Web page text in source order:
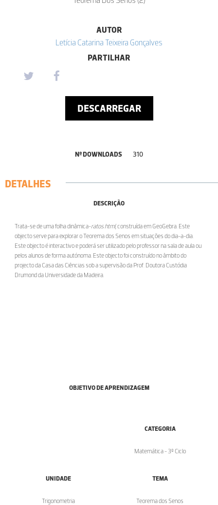
AUTOR
Letícia Catarina Teixeira Gonçalves
PARTILHAR
DESCARREGAR
Nº DOWNLOADS 310
DETALHES
DESCRIÇÃO
Trata-se de uma folha dinâmica-ratos.html, construída em GeoGebra. Este
objecto serve para explorar o Teorema dos Senos em situações do dia-a-dia.
Este objecto é interactivo e poderá ser utilizado pelo professor na sala de aula ou
pelos alunos de forma autónoma. Este objecto foi construído no âmbito do
projecto da Casa das Ciências sob a supervisão da Prof. Doutora Custódia
Drumond da Universidade da Madeira.
OBJETIVO DE APRENDIZAGEM
CATEGORIA
Matemática - 3º Ciclo
UNIDADE
Trigonometria
TEMA
Teorema dos Senos